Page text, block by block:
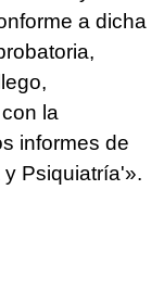
a dicha
la
informes de
Psiquiatría'».